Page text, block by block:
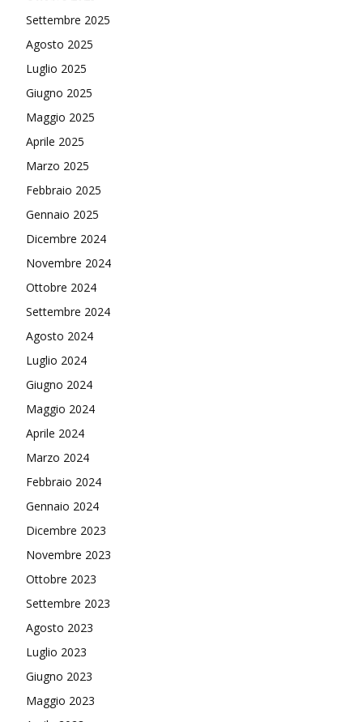
Settembre 2025
Agosto 2025
Luglio 2025
Giugno 2025
Maggio 2025
Aprile 2025
Marzo 2025
Febbraio 2025
Gennaio 2025
Dicembre 2024
Novembre 2024
Ottobre 2024
Settembre 2024
Agosto 2024
Luglio 2024
Giugno 2024
Maggio 2024
Aprile 2024
Marzo 2024
Febbraio 2024
Gennaio 2024
Dicembre 2023
Novembre 2023
Ottobre 2023
Settembre 2023
Agosto 2023
Luglio 2023
Giugno 2023
Maggio 2023